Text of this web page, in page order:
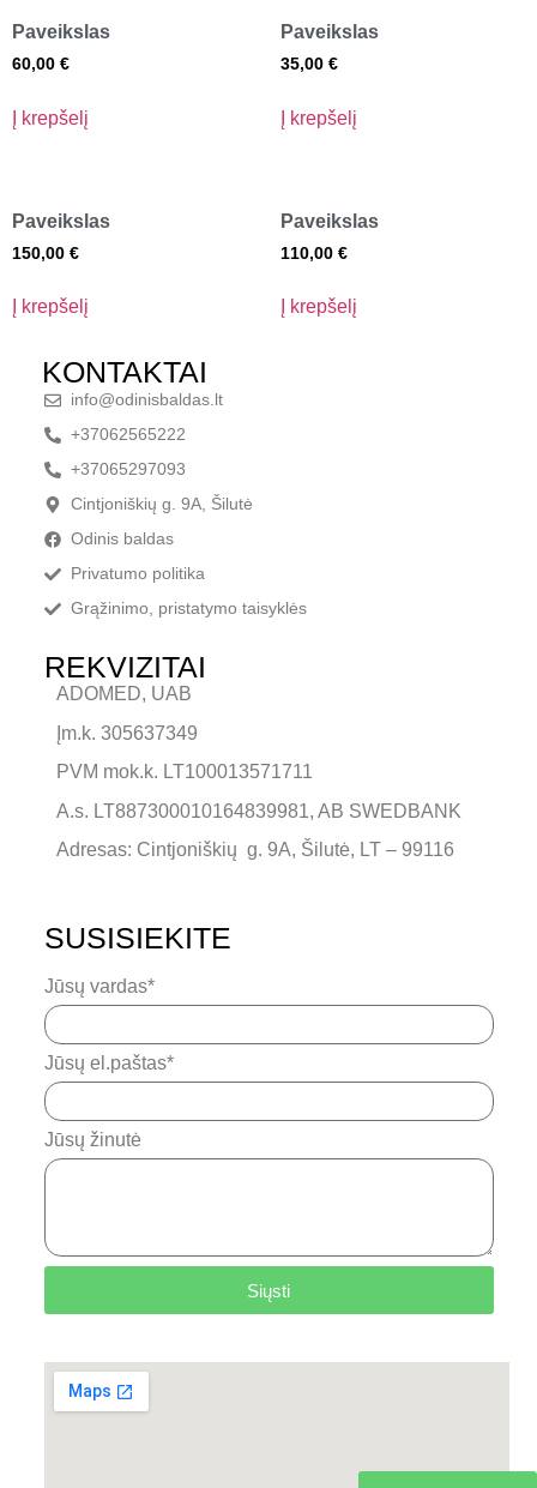
Paveikslas
60,00 €
Į krepšelį
Paveikslas
35,00 €
Į krepšelį
Paveikslas
150,00 €
Į krepšelį
Paveikslas
110,00 €
Į krepšelį
KONTAKTAI
info@odinisbaldas.lt
+37062565222
+37065297093
Cintjoniškių g. 9A, Šilutė
Odinis baldas
Privatumo politika
Grąžinimo, pristatymo taisyklės
REKVIZITAI
ADOMED, UAB
Įm.k. 305637349
PVM mok.k. LT100013571711
A.s. LT887300010164839981, AB SWEDBANK
Adresas: Cintjoniškių g. 9A, Šilutė, LT – 99116
SUSISIEKITE
Jūsų vardas*
Jūsų el.paštas*
Jūsų žinutė
Siųsti